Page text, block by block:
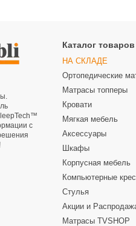
с
Каталог товаров
НА СКЛАДЕ
Ортопедические
Матрасы топперы
Кровати
Мягкая мебель
Аксессуары
Шкафы
Корпусная мебель
Компьютерные
Стулья
Акции и
Матрасы TVSHOP